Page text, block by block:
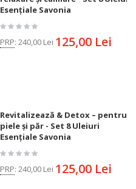
Esențiale Savonia
PRP: 240,00 Lei 125,00 Lei
Revitalizează & Detox – pentru
piele și păr - Set 8 Uleiuri
Esențiale Savonia
PRP: 240,00 Lei 125,00 Lei